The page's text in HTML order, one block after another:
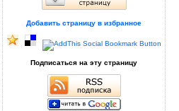
Добавить страницу в избранное
Подписаться на эту страницу